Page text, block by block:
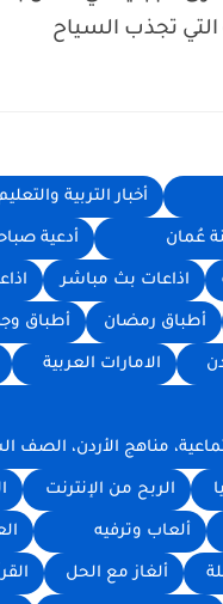
التي تجذب السياح
أخبار التربية
عُمان أدعية
اذاعات بث مباشر
أطباق رمضان أطباق
الامارات العربية
مناهج الأردن، الصف
الربح من الإنترنت
ألعاب وترفيه
ألغاز مع الحل